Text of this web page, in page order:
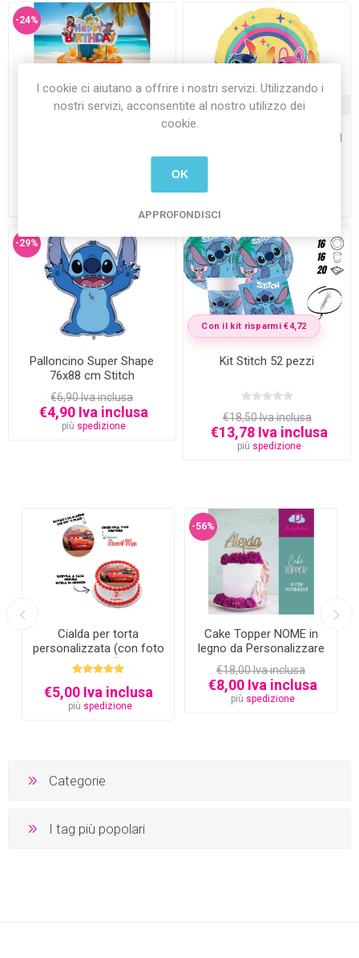
-24%
ATTUALMENTE NON DISPONIBILE
Palloncino Mylar 17" Lilo and
-29%
Palloncino Super Shape
76x88 cm Stitch
€6,90 Iva inclusa
€4,90 Iva inclusa
più spedizione
Con il kit risparmi €4,72
Kit Stitch 52 pezzi
€18,50 Iva inclusa
€13,78 Iva inclusa
più spedizione
Cialda per torta
personalizzata (con foto
e testo)
€5,00 Iva inclusa
più spedizione
-56%
Cake Topper NOME in
legno da Personalizzare
€18,00 Iva inclusa
€8,00 Iva inclusa
più spedizione
Categorie
I tag più popolari
I cookie ci aiutano a offrire i nostri servizi. Utilizzando i
nostri servizi, acconsentite al nostro utilizzo dei
cookie.
OK
APPROFONDISCI